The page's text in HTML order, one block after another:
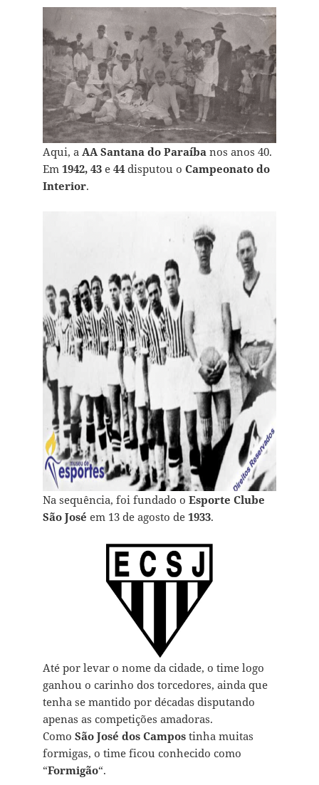
Aqui, a AA Santana do Paraíbanos anos 40.
Em 1942, 43e 44disputou o Campeonato do
Interior.
Na sequência, foi fundado o Esporte Clube
São José em 13 de agosto de 1933.
Até por levar o nome da cidade, o time logo
ganhou o carinho dos torcedores, ainda que
tenha se mantido por décadas disputando
apenas as competições amadoras.
Como São José dos Campostinha muitas
formigas, o time ficou conhecido como
“Formigão“.